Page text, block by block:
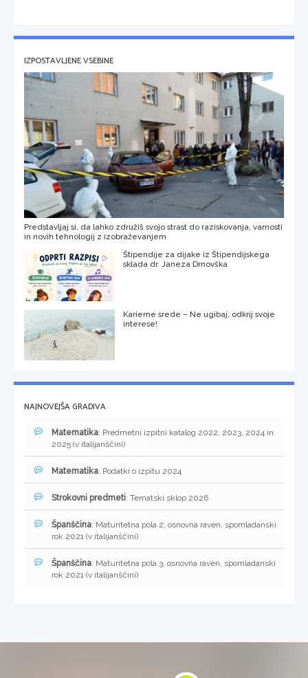
IZPOSTAVLJENE VSEBINE
Predstavljaj si, da lahko združiš svojo strast do raziskovanja, varnosti
in novih tehnologij z izobraževanjem
Štipendije za dijake iz Štipendijskega
sklada dr. Janeza Drnovška
Karierne srede – Ne ugibaj, odkrij svoje
interese!
NAJNOVEJŠA GRADIVA
Matematika: Predmetni izpitni katalog 2022, 2023, 2024 in
2025 (v italijanščini)
Matematika: Podatki o izpitu 2024
Strokovni predmeti: Tematski sklop 2026
Španščina: Maturitetna pola 2, osnovna raven, spomladanski
rok 2021 (v italijanščini)
Španščina: Maturitetna pola 3, osnovna raven, spomladanski
rok 2021 (v italijanščini)